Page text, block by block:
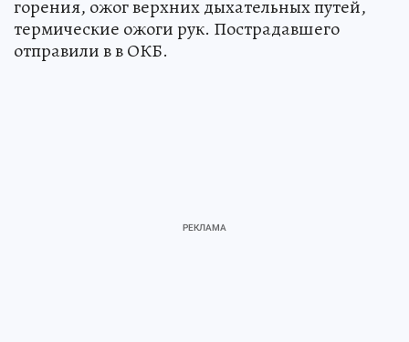
горения, ожог верхних дыхательных путей,
термические ожоги рук. Пострадавшего
отправили в в ОКБ.